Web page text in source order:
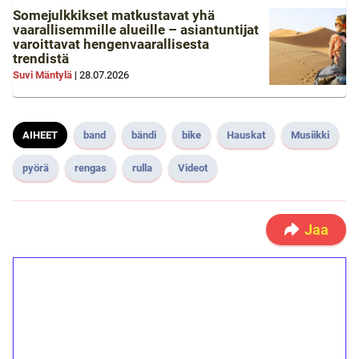
Somejulkkikset matkustavat yhä
vaarallisemmille alueille – asiantuntijat
varoittavat hengenvaarallisesta
trendistä
Suvi Mäntylä | 28.07.2026
AIHEET band bändi bike Hauskat Musiikki
pyörä rengas rulla Videot
Jaa